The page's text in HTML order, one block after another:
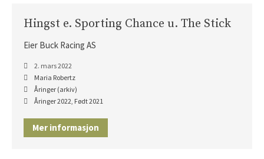
Hingst e. Sporting Chance u. The Stick
Eier Buck Racing AS
2. mars 2022
Maria Robertz
Åringer (arkiv)
Åringer 2022 Født 2021
Mer informasjon